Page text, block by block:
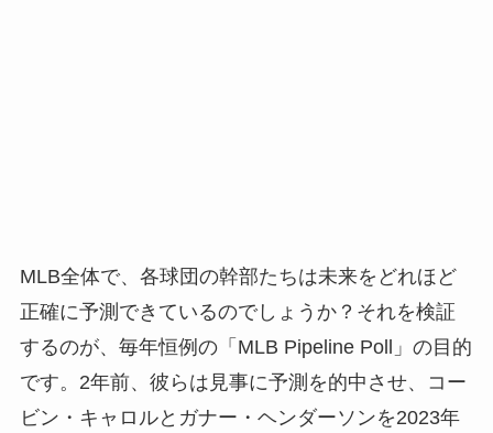
MLB全体で、各球団の幹部たちは未来をどれほど
正確に予測できているのでしょうか？それを検証
するのが、毎年恒例の「MLB Pipeline Poll」の目的
です。2年前、彼らは見事に予測を的中させ、コー
ビン・キャロルとガナー・ヘンダーソンを2023年